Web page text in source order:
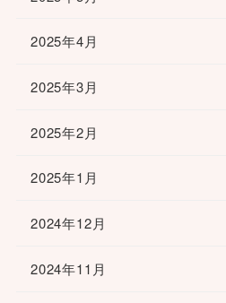
2025年4月
2025年3月
2025年2月
2025年1月
2024年12月
2024年11月